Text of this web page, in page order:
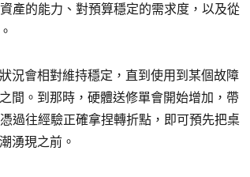
產的能力、對預算穩定的需求度，以及從
況會相對維持穩定，直到使用到某個故障
間。到那時，硬體送修單會開始增加，帶
過往經驗正確拿捏轉折點，即可預先把桌
湧現之前。